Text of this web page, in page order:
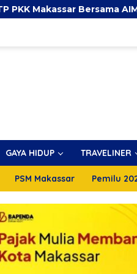
AIMI dan Dinkes Bekali
GAYA HIDUP TRAVELINER
PSM Makassar Pemilu